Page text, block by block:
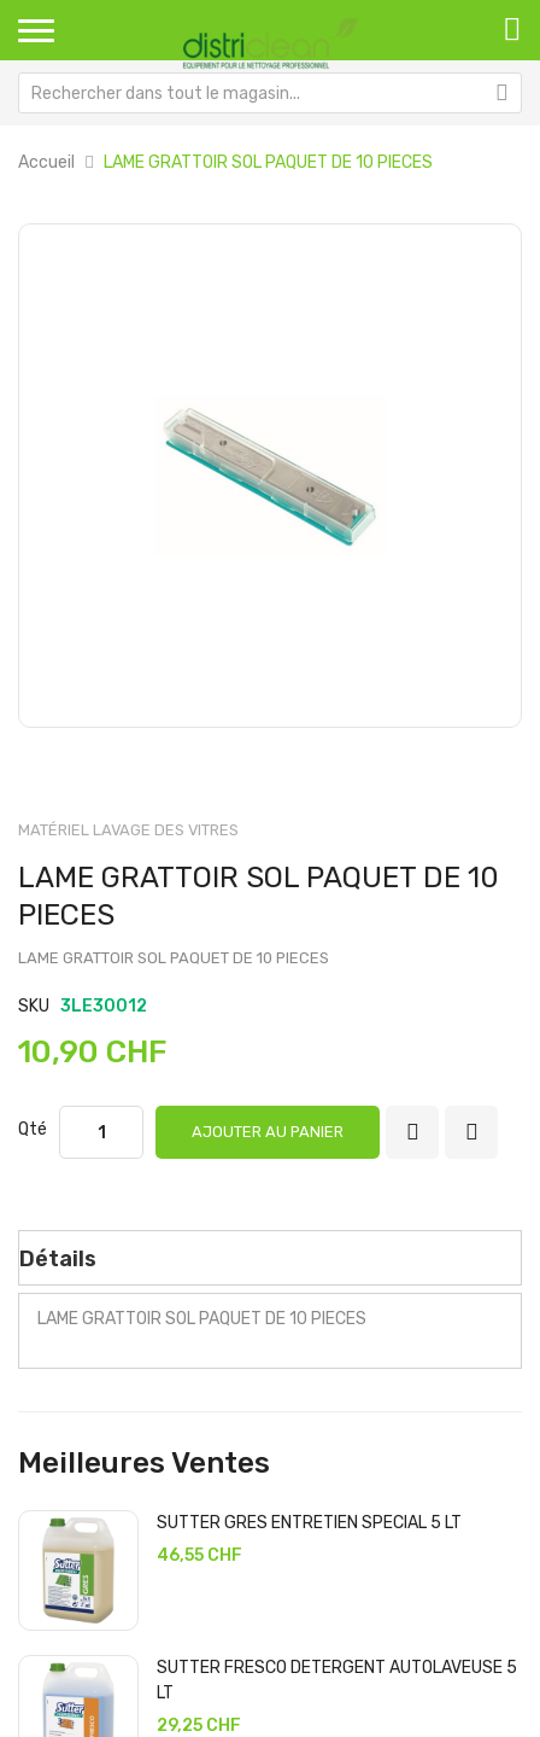
Accueil LAME GRATTOIR SOL PAQUET DE 10 PIECES
Passer
MATÉRIEL LAVAGE DES VITRES
LAME GRATTOIR SOL PAQUET DE 10
PIECES
LAME GRATTOIR SOL PAQUET DE 10 PIECES
SKU 3LE30012
10,90 CHF
Qté AJOUTER AU PANIER
Détails
LAME GRATTOIR SOL PAQUET DE 10 PIECES
Meilleures Ventes
SUTTER GRES ENTRETIEN SPECIAL 5 LT
46,55 CHF
SUTTER FRESCO DETERGENT AUTOLAVEUSE 5
LT
29,25 CHF